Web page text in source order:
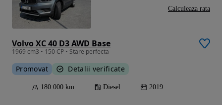
Volvo XC 40 D3 AWD Base
1969 cm3 • 150 CP • Stare perfecta
Promovat Detalii verificate
180 000 km Diesel 2019
Calculeaza rata